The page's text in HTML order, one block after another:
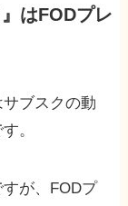
はFODプレ
サブスクの動
。
が、FODプ